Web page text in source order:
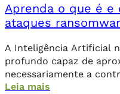
Aprenda o que é e
ataques
A Inteligência Artificial
profundo capaz de
necessariamente a
direta.
Leia mais